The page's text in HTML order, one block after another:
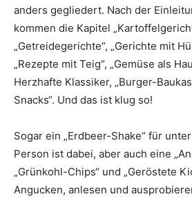
anders gegliedert. Nach der
kommen die Kapitel
„Getreidegerichte“, „Gerichte mit
„Rezepte mit Teig“, „Gemüse als
Herzhafte Klassiker, „Burger-
Snacks“. Und das ist klug so!
Sogar ein „Erdbeer-Shake“ für
Person ist dabei, aber auch eine
„Grünkohl-Chips“ und „Geröstete
Angucken, anlesen und